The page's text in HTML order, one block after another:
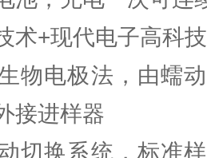
术+现代电子高科技
物电极法，由蠕
接进样器
切换系统，标准